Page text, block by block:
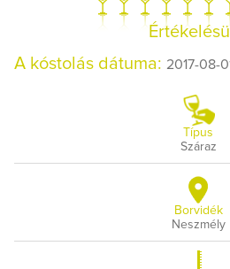
A kóstolás dátuma: 2017-08-
Típus
Száraz
Borvidék
Neszmély